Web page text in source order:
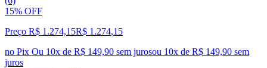
15% OFF
Preço R$ 1.274,15R$ 1.274,15
no Pix Ou 10x de R$ 149,90 sem jurosou 10x de R$ 149,90 sem
juros